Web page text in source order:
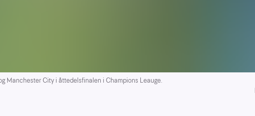
Manchester City i åttedelsfinalen i Champions Leauge.